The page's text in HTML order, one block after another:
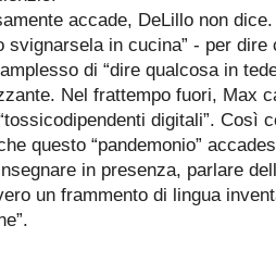
accade, DeLillo non
svignarsela in cucina” - per
di “dire qualcosa in
Nel frattempo fuori, Max
digitali”. Così
questo “pandemonio”
in presenza, parlare
un frammento di lingua